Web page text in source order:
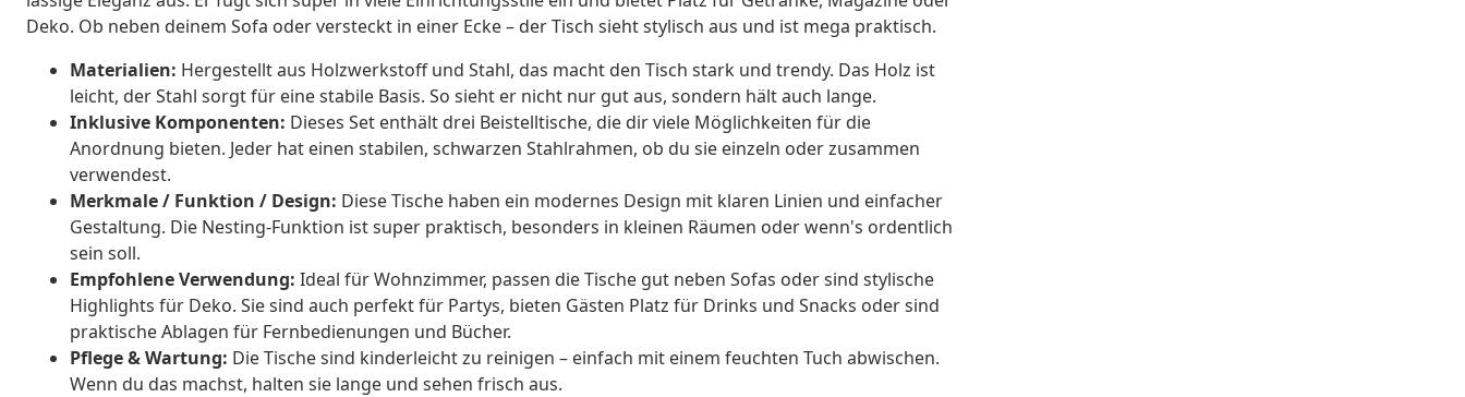
Deko. Ob neben deinem Sofa oder versteckt in einer Ecke – der Tisch sieht stylisch aus und ist mega praktisch.
Materialien: Hergestellt aus Holzwerkstoff und Stahl, das macht den Tisch stark und trendy. Das Holz ist
leicht, der Stahl sorgt für eine stabile Basis. So sieht er nicht nur gut aus, sondern hält auch lange.
Inklusive Komponenten: Dieses Set enthält drei Beistelltische, die dir viele Möglichkeiten für die
Anordnung bieten. Jeder hat einen stabilen, schwarzen Stahlrahmen, ob du sie einzeln oder zusammen
verwendest.
Merkmale / Funktion / Design: Diese Tische haben ein modernes Design mit klaren Linien und einfacher
Gestaltung. Die Nesting-Funktion ist super praktisch, besonders in kleinen Räumen oder wenn's ordentlich
sein soll.
Empfohlene Verwendung: Ideal für Wohnzimmer, passen die Tische gut neben Sofas oder sind stylische
Highlights für Deko. Sie sind auch perfekt für Partys, bieten Gästen Platz für Drinks und Snacks oder sind
praktische Ablagen für Fernbedienungen und Bücher.
Pflege & Wartung: Die Tische sind kinderleicht zu reinigen – einfach mit einem feuchten Tuch abwischen.
Wenn du das machst, halten sie lange und sehen frisch aus.